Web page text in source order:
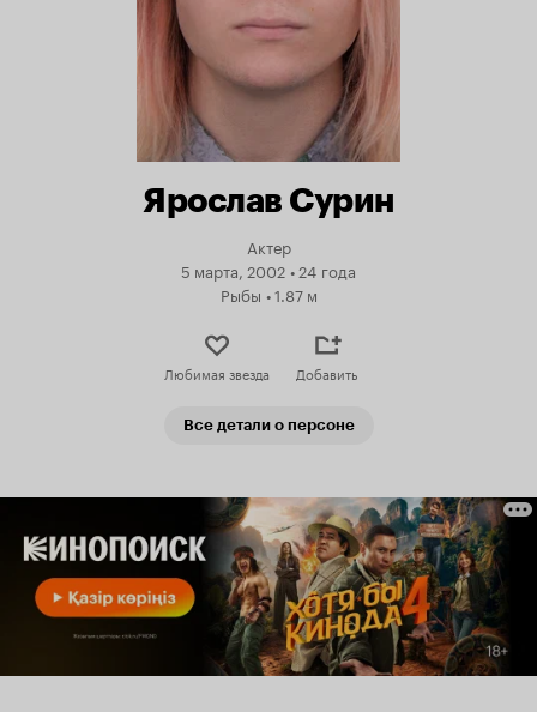
Ярослав Сурин
Актер
5 марта, 2002 •24 года
Рыбы •1.87 м
Любимая звезда Добавить
Все детали о персоне